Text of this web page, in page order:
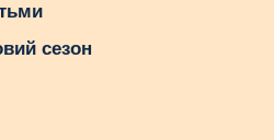
сезон